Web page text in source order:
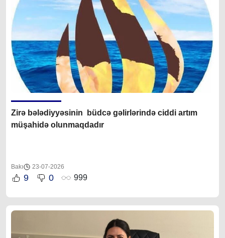
Zirə bələdiyyəsinin büdcə gəlirlərində ciddi artım
müşahidə olunmaqdadır
Bakı 23-07-2026
9 0 999